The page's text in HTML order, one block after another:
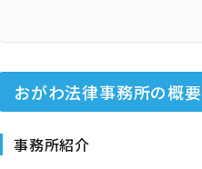
おがわ法律事務所の概要
事務所紹介